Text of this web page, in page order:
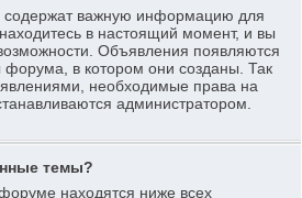
содержат важную информацию для
в настоящий момент, и вы
Объявления появляются
форума, в котором они созданы. Так
необходимые права на
администратором.
темы?
находятся ниже всех